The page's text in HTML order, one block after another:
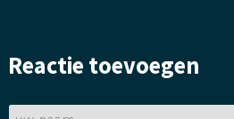
Reactie toevoegen